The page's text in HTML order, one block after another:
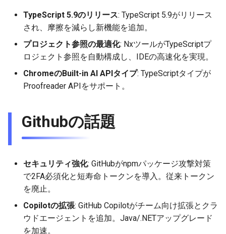
TypeScript 5.9のリリース: TypeScript 5.9がリリース
され、摩擦を減らし新機能を追加。
プロジェクト参照の最適化: NxツールがTypeScriptプ
ロジェクト参照を自動構成し、IDEの高速化を実現。
ChromeのBuilt-in AI APIタイプ: TypeScriptタイプが
Proofreader APIをサポート。
Githubの話題
セキュリティ強化: GitHubがnpmパッケージ攻撃対策
で2FA必須化と短寿命トークンを導入。従来トークン
を廃止。
Copilotの拡張: GitHub Copilotがチーム向け拡張とクラ
ウドエージェントを追加。Java/.NETアップグレード
を加速。